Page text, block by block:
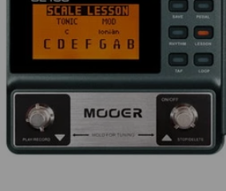
medios 0 en modal